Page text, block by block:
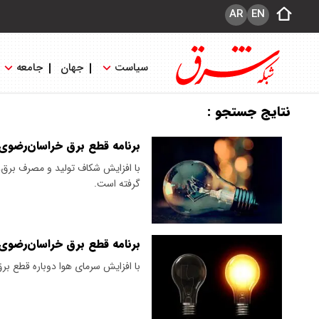
EN
AR
سیاست جهان جامعه
نتایج جستجو :
برنامه قطع برق خراسان‌رضوی و
با افزایش شکاف تولید و مصرف
گرفته است.
برنامه قطع برق خراسان‌رضوی
با افزایش سرمای هوا دوباره قطع